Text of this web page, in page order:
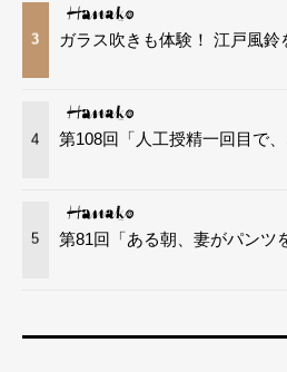
3 ガラス吹きも体験！ 江戸風鈴
4 第108回「人工授精一回目で、
5 第81回「ある朝、妻がパンツ